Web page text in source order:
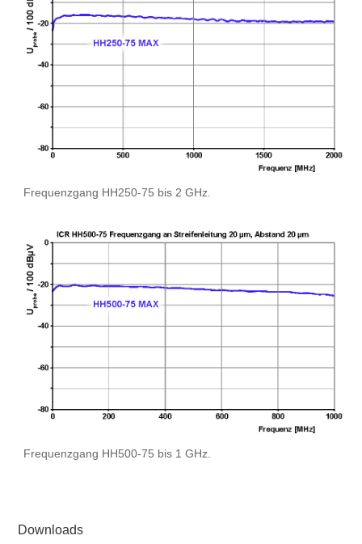
Frequenzgang HH250-75 bis 2 GHz.
Frequenzgang HH500-75 bis 1 GHz.
Downloads